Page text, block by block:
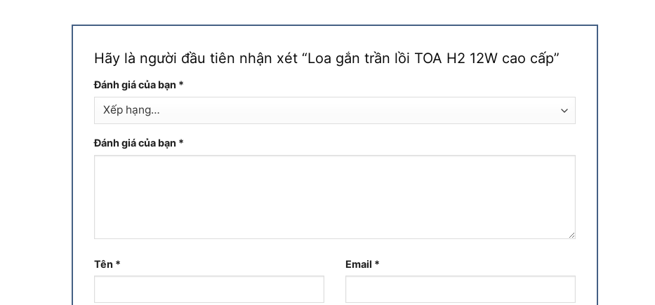
Hãy là người đầu tiên nhận xét “Loa gắn trần lồi TOA H2 12W cao cấp”
Đánh giá của bạn *
Đánh giá của bạn *
Tên * Email *